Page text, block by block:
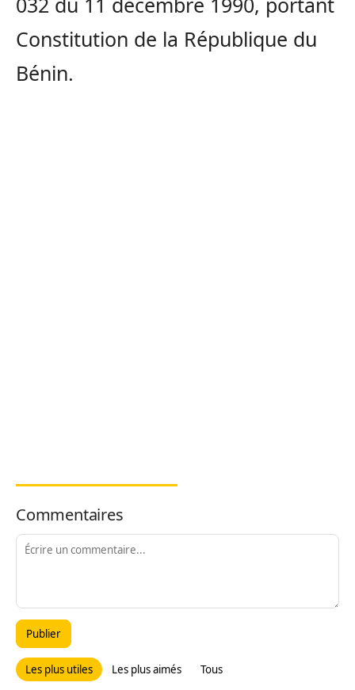
Constitution de la République du
Bénin.
Commentaires
Publier
Les plus utiles Les plus aimés Tous